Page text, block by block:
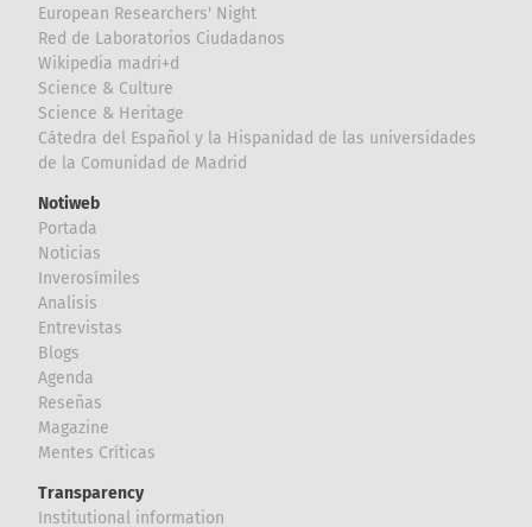
European Researchers' Night
Red de Laboratorios Ciudadanos
Wikipedia madri+d
Science & Culture
Science & Heritage
Cátedra del Español y la Hispanidad de las universidades
de la Comunidad de Madrid
Notiweb
Portada
Noticias
Inverosímiles
Analisis
Entrevistas
Blogs
Agenda
Reseñas
Magazine
Mentes Críticas
Transparency
Institutional information